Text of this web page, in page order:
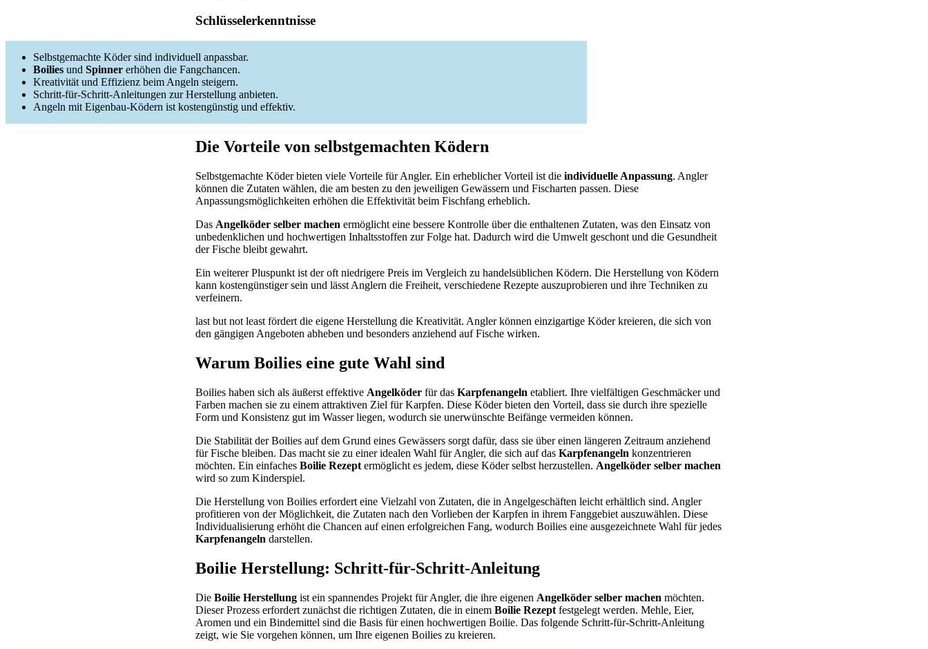
Schlüsselerkenntnisse
Selbstgemachte Köder sind individuell anpassbar.
Boilies und Spinner erhöhen die Fangchancen.
Kreativität und Effizienz beim Angeln steigern.
Schritt-für-Schritt-Anleitungen zur Herstellung anbieten.
Angeln mit Eigenbau-Ködern ist kostengünstig und effektiv.
Die Vorteile von selbstgemachten Ködern
Selbstgemachte Köder bieten viele Vorteile für Angler. Ein erheblicher Vorteil ist die individuelle Anpassung. Angler
können die Zutaten wählen, die am besten zu den jeweiligen Gewässern und Fischarten passen. Diese
Anpassungsmöglichkeiten erhöhen die Effektivität beim Fischfang erheblich.
Das Angelköder selber machen ermöglicht eine bessere Kontrolle über die enthaltenen Zutaten, was den Einsatz von
unbedenklichen und hochwertigen Inhaltsstoffen zur Folge hat. Dadurch wird die Umwelt geschont und die Gesundheit
der Fische bleibt gewahrt.
Ein weiterer Pluspunkt ist der oft niedrigere Preis im Vergleich zu handelsüblichen Ködern. Die Herstellung von Ködern
kann kostengünstiger sein und lässt Anglern die Freiheit, verschiedene Rezepte auszuprobieren und ihre Techniken zu
verfeinern.
last but not least fördert die eigene Herstellung die Kreativität. Angler können einzigartige Köder kreieren, die sich von
den gängigen Angeboten abheben und besonders anziehend auf Fische wirken.
Warum Boilies eine gute Wahl sind
Boilies haben sich als äußerst effektive Angelköder für das Karpfenangeln etabliert. Ihre vielfältigen Geschmäcker und
Farben machen sie zu einem attraktiven Ziel für Karpfen. Diese Köder bieten den Vorteil, dass sie durch ihre spezielle
Form und Konsistenz gut im Wasser liegen, wodurch sie unerwünschte Beifänge vermeiden können.
Die Stabilität der Boilies auf dem Grund eines Gewässers sorgt dafür, dass sie über einen längeren Zeitraum anziehend
für Fische bleiben. Das macht sie zu einer idealen Wahl für Angler, die sich auf das Karpfenangeln konzentrieren
möchten. Ein einfaches Boilie Rezept ermöglicht es jedem, diese Köder selbst herzustellen. Angelköder selber machen
wird so zum Kinderspiel.
Die Herstellung von Boilies erfordert eine Vielzahl von Zutaten, die in Angelgeschäften leicht erhältlich sind. Angler
profitieren von der Möglichkeit, die Zutaten nach den Vorlieben der Karpfen in ihrem Fanggebiet auszuwählen. Diese
Individualisierung erhöht die Chancen auf einen erfolgreichen Fang, wodurch Boilies eine ausgezeichnete Wahl für jedes
Karpfenangeln darstellen.
Boilie Herstellung: Schritt-für-Schritt-Anleitung
Die Boilie Herstellung ist ein spannendes Projekt für Angler, die ihre eigenen Angelköder selber machen möchten.
Dieser Prozess erfordert zunächst die richtigen Zutaten, die in einem Boilie Rezept festgelegt werden. Mehle, Eier,
Aromen und ein Bindemittel sind die Basis für einen hochwertigen Boilie. Das folgende Schritt-für-Schritt-Anleitung
zeigt, wie Sie vorgehen können, um Ihre eigenen Boilies zu kreieren.